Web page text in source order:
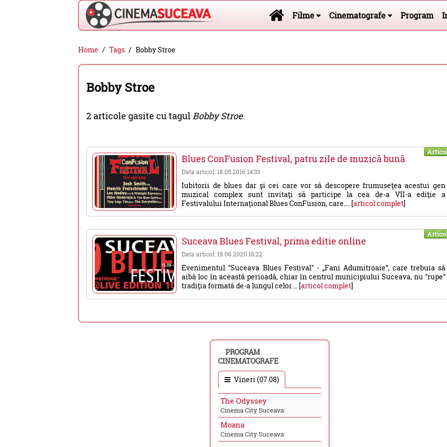
Cinema
Suceava
-
filme
cinema,
evenimente
din
Suceava
Filme Cinematografe Program
Home Tags Bobby Stroe
Bobby Stroe
2 articole gasite cu tagulBobby Stroe.
Blues ConFusion Festival, patru zile de muzică bună
Data articol: 18.05.2016 14:33
Iubitorii de blues dar şi cei care vor să descopere frumuseţea acestui gen
muzical complex sunt invitaţi să participe la cea de-a VII-a ediţie a
Festivalului Internaţional Blues ConFusion, care.... [articol complet]
Suceava Blues Festival, prima editie online
Data articol: 19.06.2020 16:22
Evenimentul "Suceava Blues Festival" - „Fani Adumitroaie”, care trebuia să
aibă loc în această perioadă, chiar în centrul municipiului Suceava, nu "rupe"
tradiția formată de-a lungul celor.... [articol complet]
PROGRAM
CINEMATOGRAFE
Vineri (07.08)
The Odyssey
Cinema City Suceava:
Moana
Cinema City Suceava: